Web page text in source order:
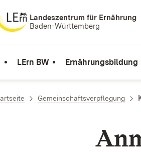
springenLandeszentrum für Ernährung
Baden-Württemberg
LErn BW Ernährungsbildung
Gemeinschaftsverpflegung